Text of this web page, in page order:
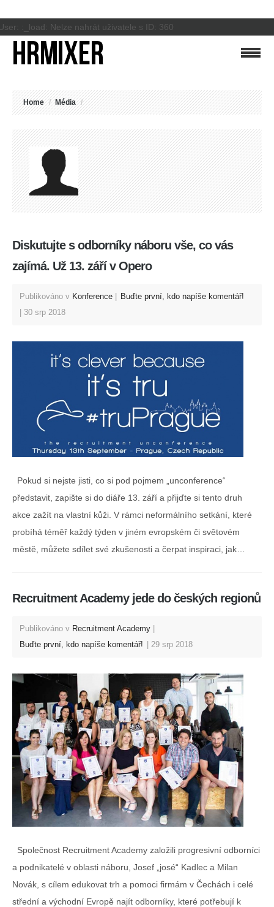
:_load: Nelze nahrát uživatele s ID: 360
Home / Média /
Diskutujte s odborníky náboru vše, co vás
zajímá. Už 13. září v Opero
Publikováno v Konference
Buďte první, kdo napíše komentář!
30 srp 2018
Pokud si nejste jisti, co si pod pojmem „unconference“
představit, zapište si do diáře 13. září a přijďte si tento druh
akce zažít na vlastní kůži. V rámci neformálního setkání, které
probíhá téměř každý týden v jiném evropském či světovém
městě, můžete sdílet své zkušenosti a čerpat inspiraci, jak…
Recruitment Academy jede do českých regionů
Publikováno v Recruitment Academy
Buďte první, kdo napíše komentář!
29 srp 2018
Společnost Recruitment Academy založili progresivní odborníci
a podnikatelé v oblasti náboru, Josef „josé“ Kadlec a Milan
Novák, s cílem edukovat trh a pomoci firmám v Čechách i celé
střední a východní Evropě najít odborníky, které potřebují k